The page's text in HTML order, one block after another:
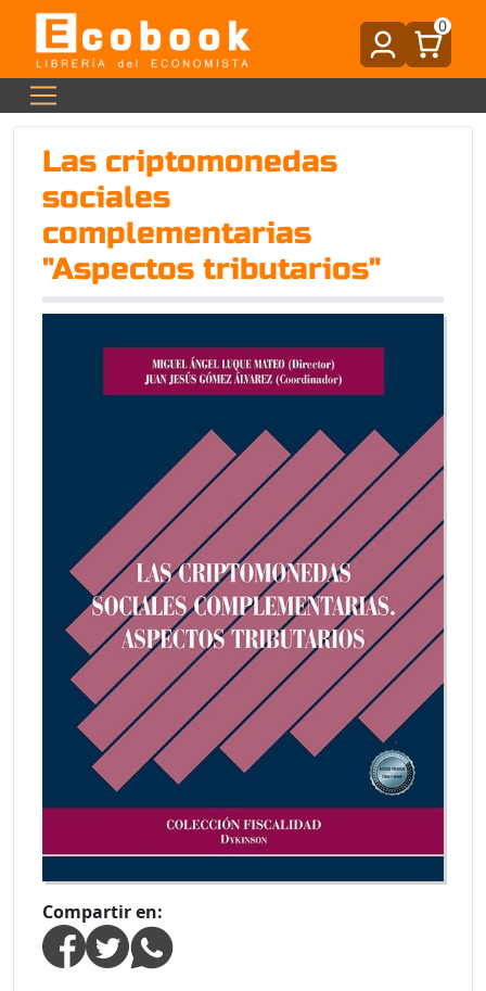
0
Las criptomonedas
sociales
complementarias
"Aspectos tributarios"
Compartir en: